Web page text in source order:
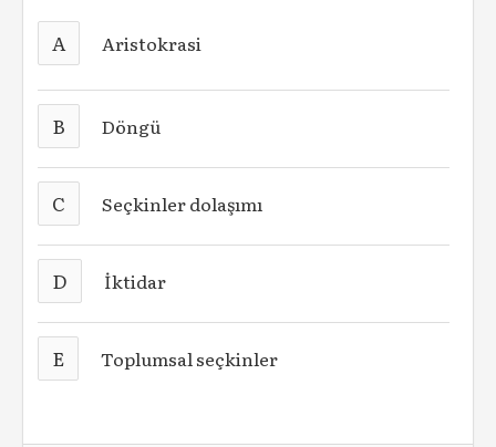
A Aristokrasi
B Döngü
C Seçkinler dolaşımı
D İktidar
E Toplumsal seçkinler